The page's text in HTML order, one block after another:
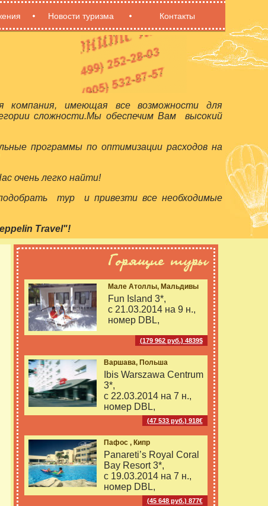
Новости туризма Контакты
компания, имеющая все возможности для
сложности.Мы обеспечим Вам высокий
программы по оптимизации расходов на
очень легко найти!
тур и привезти все необходимые
Travel"!
Мале Атоллы, Мальдивы
Fun Island 3*,
с 21.03.2014 на 9 н.,
номер DBL,
(179 962 руб.) 4839$
Варшава, Польша
Ibis Warszawa Centrum
3*,
с 22.03.2014 на 7 н.,
номер DBL,
(47 533 руб.) 918€
Пафос , Кипр
Panareti’s Royal Coral
Bay Resort 3*,
с 19.03.2014 на 7 н.,
номер DBL,
(45 648 руб.) 877€